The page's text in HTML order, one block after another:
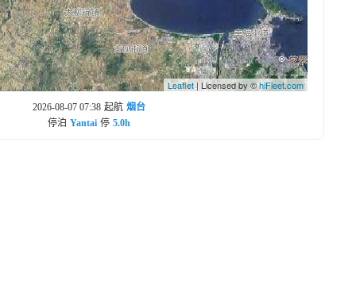
Leaflet| Licensed by ©hiFleet.com
2026-08-07 07:38 起航 烟台
停泊 Yantai 停 5.0h